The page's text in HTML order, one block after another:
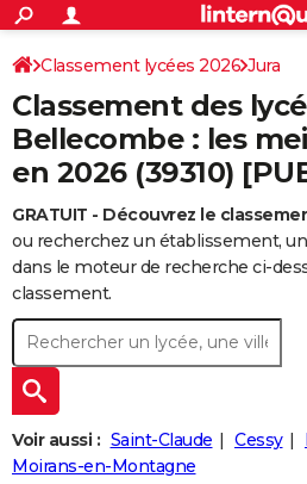
ACTUALITÉS
Politique
Société
Faits Divers
Education
Monde
Villes
+
SPORT
Coupe du monde 2026
Football
Tennis
Cyclisme
Rugby
Forum
CULTURE
Programme TV
TNT
Streaming
Cinéma
Sorties cinéma
Musique
+
FINANCE
Retraite
Impôts
Epargne
Immobilier
Risques naturels par ville
Banque
Assurance
Crédit
AUTO
Essais
Réserver un essai
Citadines
Berlines
SUV
Forum auto
+
HIGH-TECH
BRICOLAGE
Forum
Aménagement intérieur
Extérieur
Cuisine
Salle de bains
Jardinage
Rangement
+WEEK-END
Guides de France
Escapades
Patrimoine
Expositions
Musées
Week-end nature
+
LIFESTYLE
Art de vivre
Bien-être
Loisirs
Mode
Modes de vie
+SANTE
S'inscrire
Connexion
Classement lycées 2026 Jura
Classement des
Bellecombe : les
en 2026 (39310)
GRATUIT - Découvrez le
ou recherchez un établissement,
dans le moteur de recherche ci-
classement.
Voir aussi : Saint-Claude Cessy
Moirans-en-Montagne